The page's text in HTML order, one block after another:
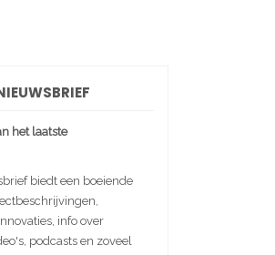
het laatste
biedt een boeiende
info over
podcasts en zoveel